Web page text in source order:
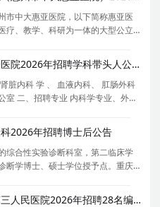
市中大惠亚医院，以下简称惠亚医
疗、教学、科研为一体的大型公立
区域医疗中心。2010年，惠州市
医院交由大亚
重庆医药高等专科学校附属第一医院2026年招聘学科带头人公告
脏内科 学 、 血液内科、 肛肠外科
室 二、招聘专业 内科学专业、外科
【类】 三、招聘条件 1. 博士研究生
2026年招聘博士后公告
综合性实验诊断科室，第二临床学
断学博士、硕士学位授予点。重庆
科，重庆市公卫重点专科（病原
量和能力认可
云南省红河哈尼族彝族自治州第三人民医院2026年招聘28名编外人员公告（第一期）